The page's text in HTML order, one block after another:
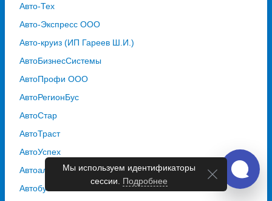
Авто-Тех
Авто-Экспресс ООО
Авто-круиз (ИП Гареев Ш.И.)
АвтоБизнесСистемы
АвтоПрофи ООО
АвтоРегионБус
АвтоСтар
АвтоТраст
АвтоУспех
Автоальянс
Автобусная Компания "Столичная"
Мы используем идентификаторы
сессии. Подробнее